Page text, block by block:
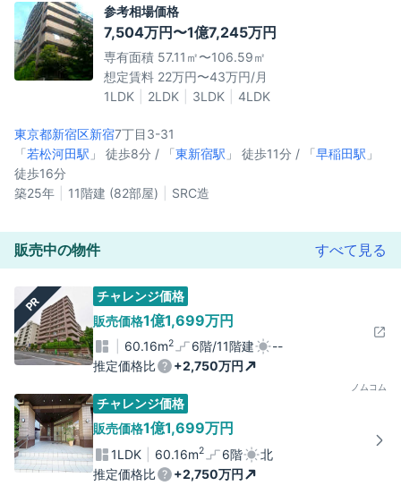
参考相場価格
7,504万円〜1億7,245万円
専有面積 57.11㎡〜106.59㎡
想定賃料 22万円〜43万円/月
1LDK
2LDK 3LDK 4LDK
東京都新宿区新宿7丁目3-31
「若松河田駅 」 徒歩8分 / 「東新宿駅 」 徒歩11分 / 「早稲田駅 」
徒歩16分
築25年
11階建 (82部屋) SRC造
販売中の物件 すべて見る
PR
チャレンジ価格
販売価格1億1,699万円
60.16m2 6階/11階建
--
推定価格比
+2,750万円
ノムコム
チャレンジ価格
販売価格1億1,699万円
1LDK 60.16m2 6階
北
推定価格比
+2,750万円